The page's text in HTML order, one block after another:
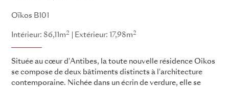
Oïkos B101
Intérieur: 86,11m2 Extérieur: 17,98m2
Située au cœur d'Antibes, la toute nouvelle résidence Oikos
se compose de deux bâtiments distincts à l'architecture
contemporaine. Nichée dans un écrin de verdure, elle se